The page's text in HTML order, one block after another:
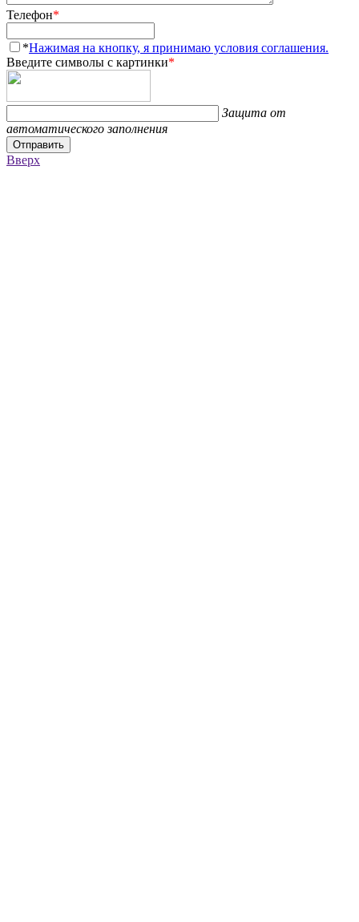
Телефон*
*Нажимая на кнопку, я принимаю условия соглашения.
Введите символы с картинки*
Защита от
автоматического заполнения
Отправить
Вверх